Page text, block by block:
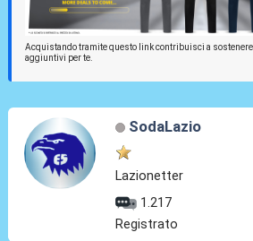
Acquistando tramite questo link contribuisci a
aggiuntivi per te.
SodaLazio
Lazionetter
1.217
Registrato